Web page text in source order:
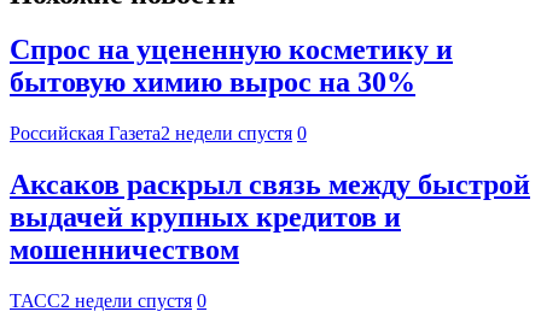
Спрос на уцененную косметику и
бытовую химию вырос на 30%
Российская Газета2 недели спустя 0
Аксаков раскрыл связь между быстрой
выдачей крупных кредитов и
мошенничеством
ТАСС2 недели спустя 0